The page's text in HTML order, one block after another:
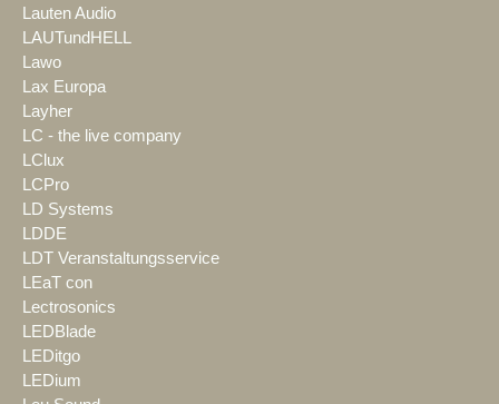
Lauten Audio
LAUTundHELL
Lawo
Lax Europa
Layher
LC - the live company
LClux
LCPro
LD Systems
LDDE
LDT Veranstaltungsservice
LEaT con
Lectrosonics
LEDBlade
LEDitgo
LEDium